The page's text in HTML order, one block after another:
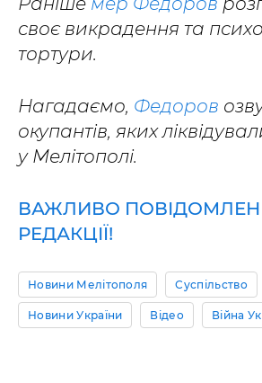
своє викрадення та
тортури.
Нагадаємо, Федоров
окупантів, яких
у Мелітополі.
ВАЖЛИВО
РЕДАКЦІЇ!
Новини Мелітополя Суспільство
Новини України Відео Війна